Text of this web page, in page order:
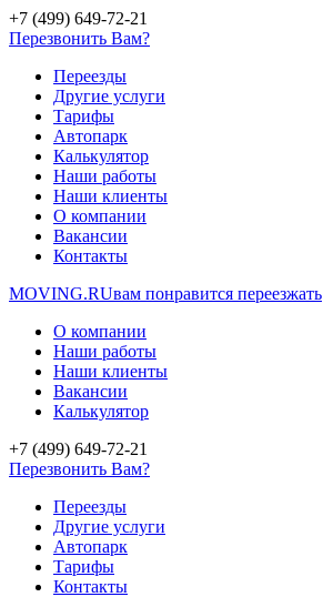
+7 (499) 649-72-21
Перезвонить Вам?
Переезды
Другие услуги
Тарифы
Автопарк
Калькулятор
Наши работы
Наши клиенты
О компании
Вакансии
Контакты
MOVING.RUвам понравится переезжать
О компании
Наши работы
Наши клиенты
Вакансии
Калькулятор
+7 (499) 649-72-21
Перезвонить Вам?
Переезды
Другие услуги
Автопарк
Тарифы
Контакты